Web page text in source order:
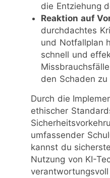
die Entziehung
Reaktion auf
durchdachtes
und Notfallplan
schnell und
den Schaden
Durch die
ethischer
umfassender
kannst du
Nutzung von KI-